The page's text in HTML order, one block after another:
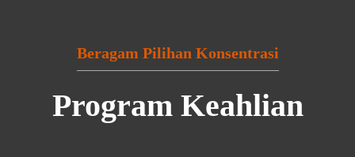
Beragam Pilihan Konsentrasi
Program Keahlian